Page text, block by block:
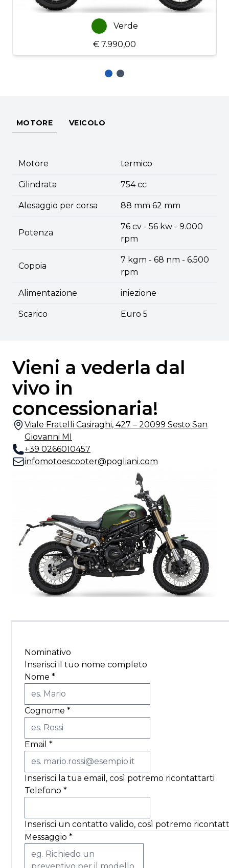
Verde
€ 7.990,00
MOTORE VEICOLO
Motore termico
Cilindrata 754 cc
Alesaggio per corsa 88 mm 62 mm
Potenza
76 cv - 56 kw - 9.000
rpm
Coppia
7 kgm - 68 nm - 6.500
rpm
Alimentazione iniezione
Scarico Euro 5
Vieni a vederla dal
vivo in
concessionaria!
Viale Fratelli Casiraghi, 427 – 20099 Sesto San
Giovanni MI
+39 0266010457
infomotoescooter@pogliani.com
Nominativo
Inserisci il tuo nome completo
Nome *
Cognome *
Email *
Inserisci la tua email, così potremo ricontattarti
Telefono *
Inserisci un contatto valido, così potremo
Messaggio *